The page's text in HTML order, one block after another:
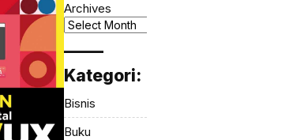
Archives
Kategori:
Bisnis
Buku